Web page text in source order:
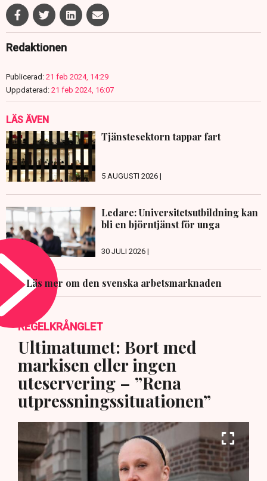
Redaktionen
Publicerad: 21 feb 2024, 14:29
Uppdaterad: 21 feb 2024, 16:07
LÄS ÄVEN
Tjänstesektorn tappar fart
5 AUGUSTI 2026 |
Ledare: Universitetsutbildning kan
bli en björntjänst för unga
30 JULI 2026 |
Läs mer om den svenska arbetsmarknaden
REGELKRÅNGLET
Ultimatumet: Bort med
markisen eller ingen
uteservering – ”Rena
utpressningssituationen”